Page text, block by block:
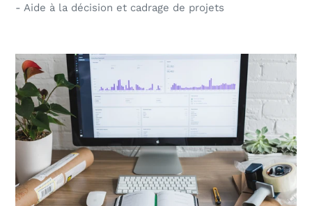
- Aide à la décision et cadrage de projets